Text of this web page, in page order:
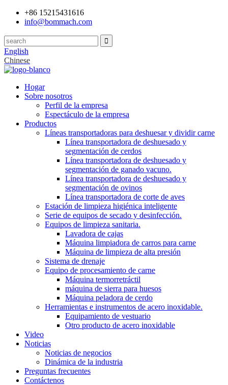
+86 15215431616
info@bommach.com
English
Chinese
Hogar
Sobre nosotros
Perfil de la empresa
Espectáculo de la empresa
Productos
Líneas transportadoras para deshuesar y dividir carne
Línea transportadora de deshuesado y
segmentación de cerdos
Línea transportadora de deshuesado y
segmentación de ganado vacuno.
Línea transportadora de deshuesado y
segmentación de ovinos
Línea transportadora de corte de aves
Estación de limpieza higiénica inteligente
Serie de equipos de secado y desinfección.
Equipos de limpieza sanitaria.
Lavadora de cajas
Máquina limpiadora de carros para carne
Máquina de limpieza de alta presión
Sistema de drenaje
Equipo de procesamiento de carne
Máquina termorretráctil
máquina de sierra para huesos
Máquina peladora de cerdo
Herramientas e instrumentos de acero inoxidable.
Equipamiento de vestuario
Otro producto de acero inoxidable
Video
Noticias
Noticias de negocios
Dinámica de la industria
Preguntas frecuentes
Contáctenos